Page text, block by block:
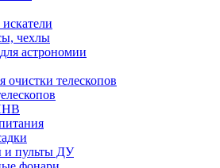
чехлы
астрономии
очистки телескопов
пульты ДУ